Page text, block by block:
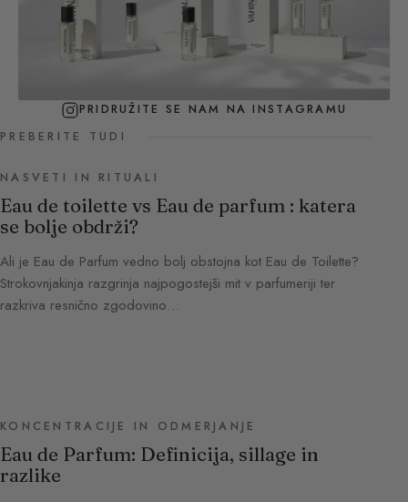
PRIDRUŽITE SE NAM NA INSTAGRAMU
PREBERITE TUDI
NASVETI IN RITUALI
Eau de toilette vs Eau de parfum : katera
se bolje obdrži?
Ali je Eau de Parfum vedno bolj obstojna kot Eau de Toilette?
Strokovnjakinja razgrinja najpogostejši mit v parfumeriji ter
razkriva resnično zgodovino…
KONCENTRACIJE IN ODMERJANJE
Eau de Parfum: Definicija, sillage in
razlike